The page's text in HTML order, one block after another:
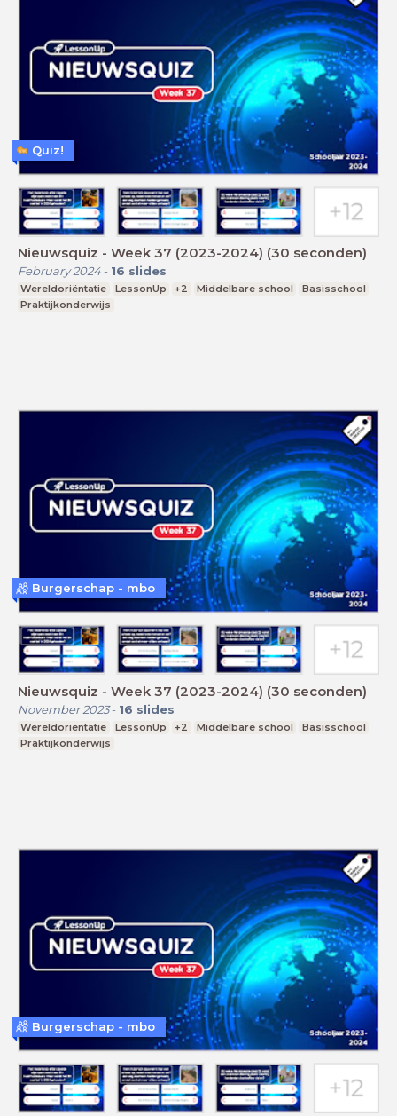
Nieuwsquiz - Week 37 (2023-2024) (30 seconden)
February 2024- 16 slides
Wereldoriëntatie LessonUp +2 Middelbare school
Basisschool
Praktijkonderwijs
Quiz!
Nieuwsquiz - Week 37 (2023-2024) (30 seconden)
November 2023- 16 slides
Wereldoriëntatie LessonUp +2 Middelbare school
Basisschool
Praktijkonderwijs
Burgerschap - mbo
Burgerschap - mbo